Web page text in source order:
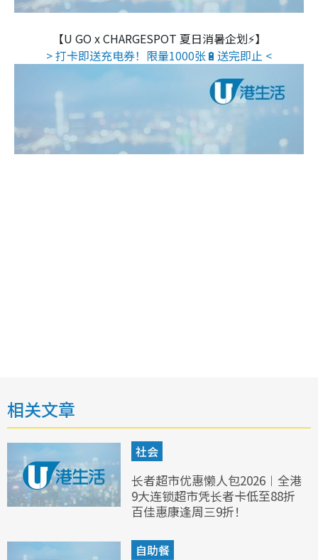
【U GO x CHARGESPOT 夏日消暑企划⚡】
> 打卡即送充电券！限量1000张🔋送完即止 <
相关文章
社会
长者超市优惠懒人包2026︱全港
9大连锁超市凭长者卡低至88折
百佳惠康逢周三9折！
自助餐